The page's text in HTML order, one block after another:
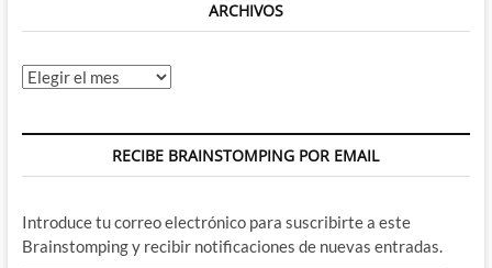
ARCHIVOS
Archivos
RECIBE BRAINSTOMPING POR EMAIL
Introduce tu correo electrónico para suscribirte a este
Brainstomping y recibir notificaciones de nuevas entradas.